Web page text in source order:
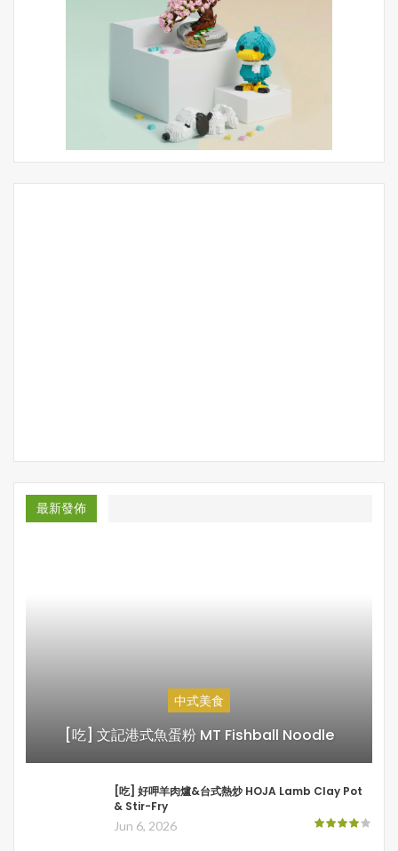
最新發佈
中式美食
[吃] 文記港式魚蛋粉 MT Fishball Noodle
[吃] 好呷羊肉爐&台式熱炒 HOJA Lamb Clay Pot
& Stir-Fry
Jun 6, 2026